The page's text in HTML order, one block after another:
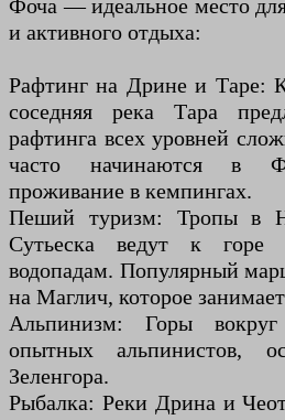
Фоча — идеальное место
и активного отдыха:
Рафтинг на Дрине и Таре:
соседняя река Тара
рафтинга всех уровней
часто начинаются в
проживание в кемпингах.
Пеший туризм: Тропы в
Сутьеска ведут к
водопадам. Популярный
на Маглич, которое
Альпинизм: Горы
опытных альпинистов,
Зеленгора.
Рыбалка: Реки Дрина и